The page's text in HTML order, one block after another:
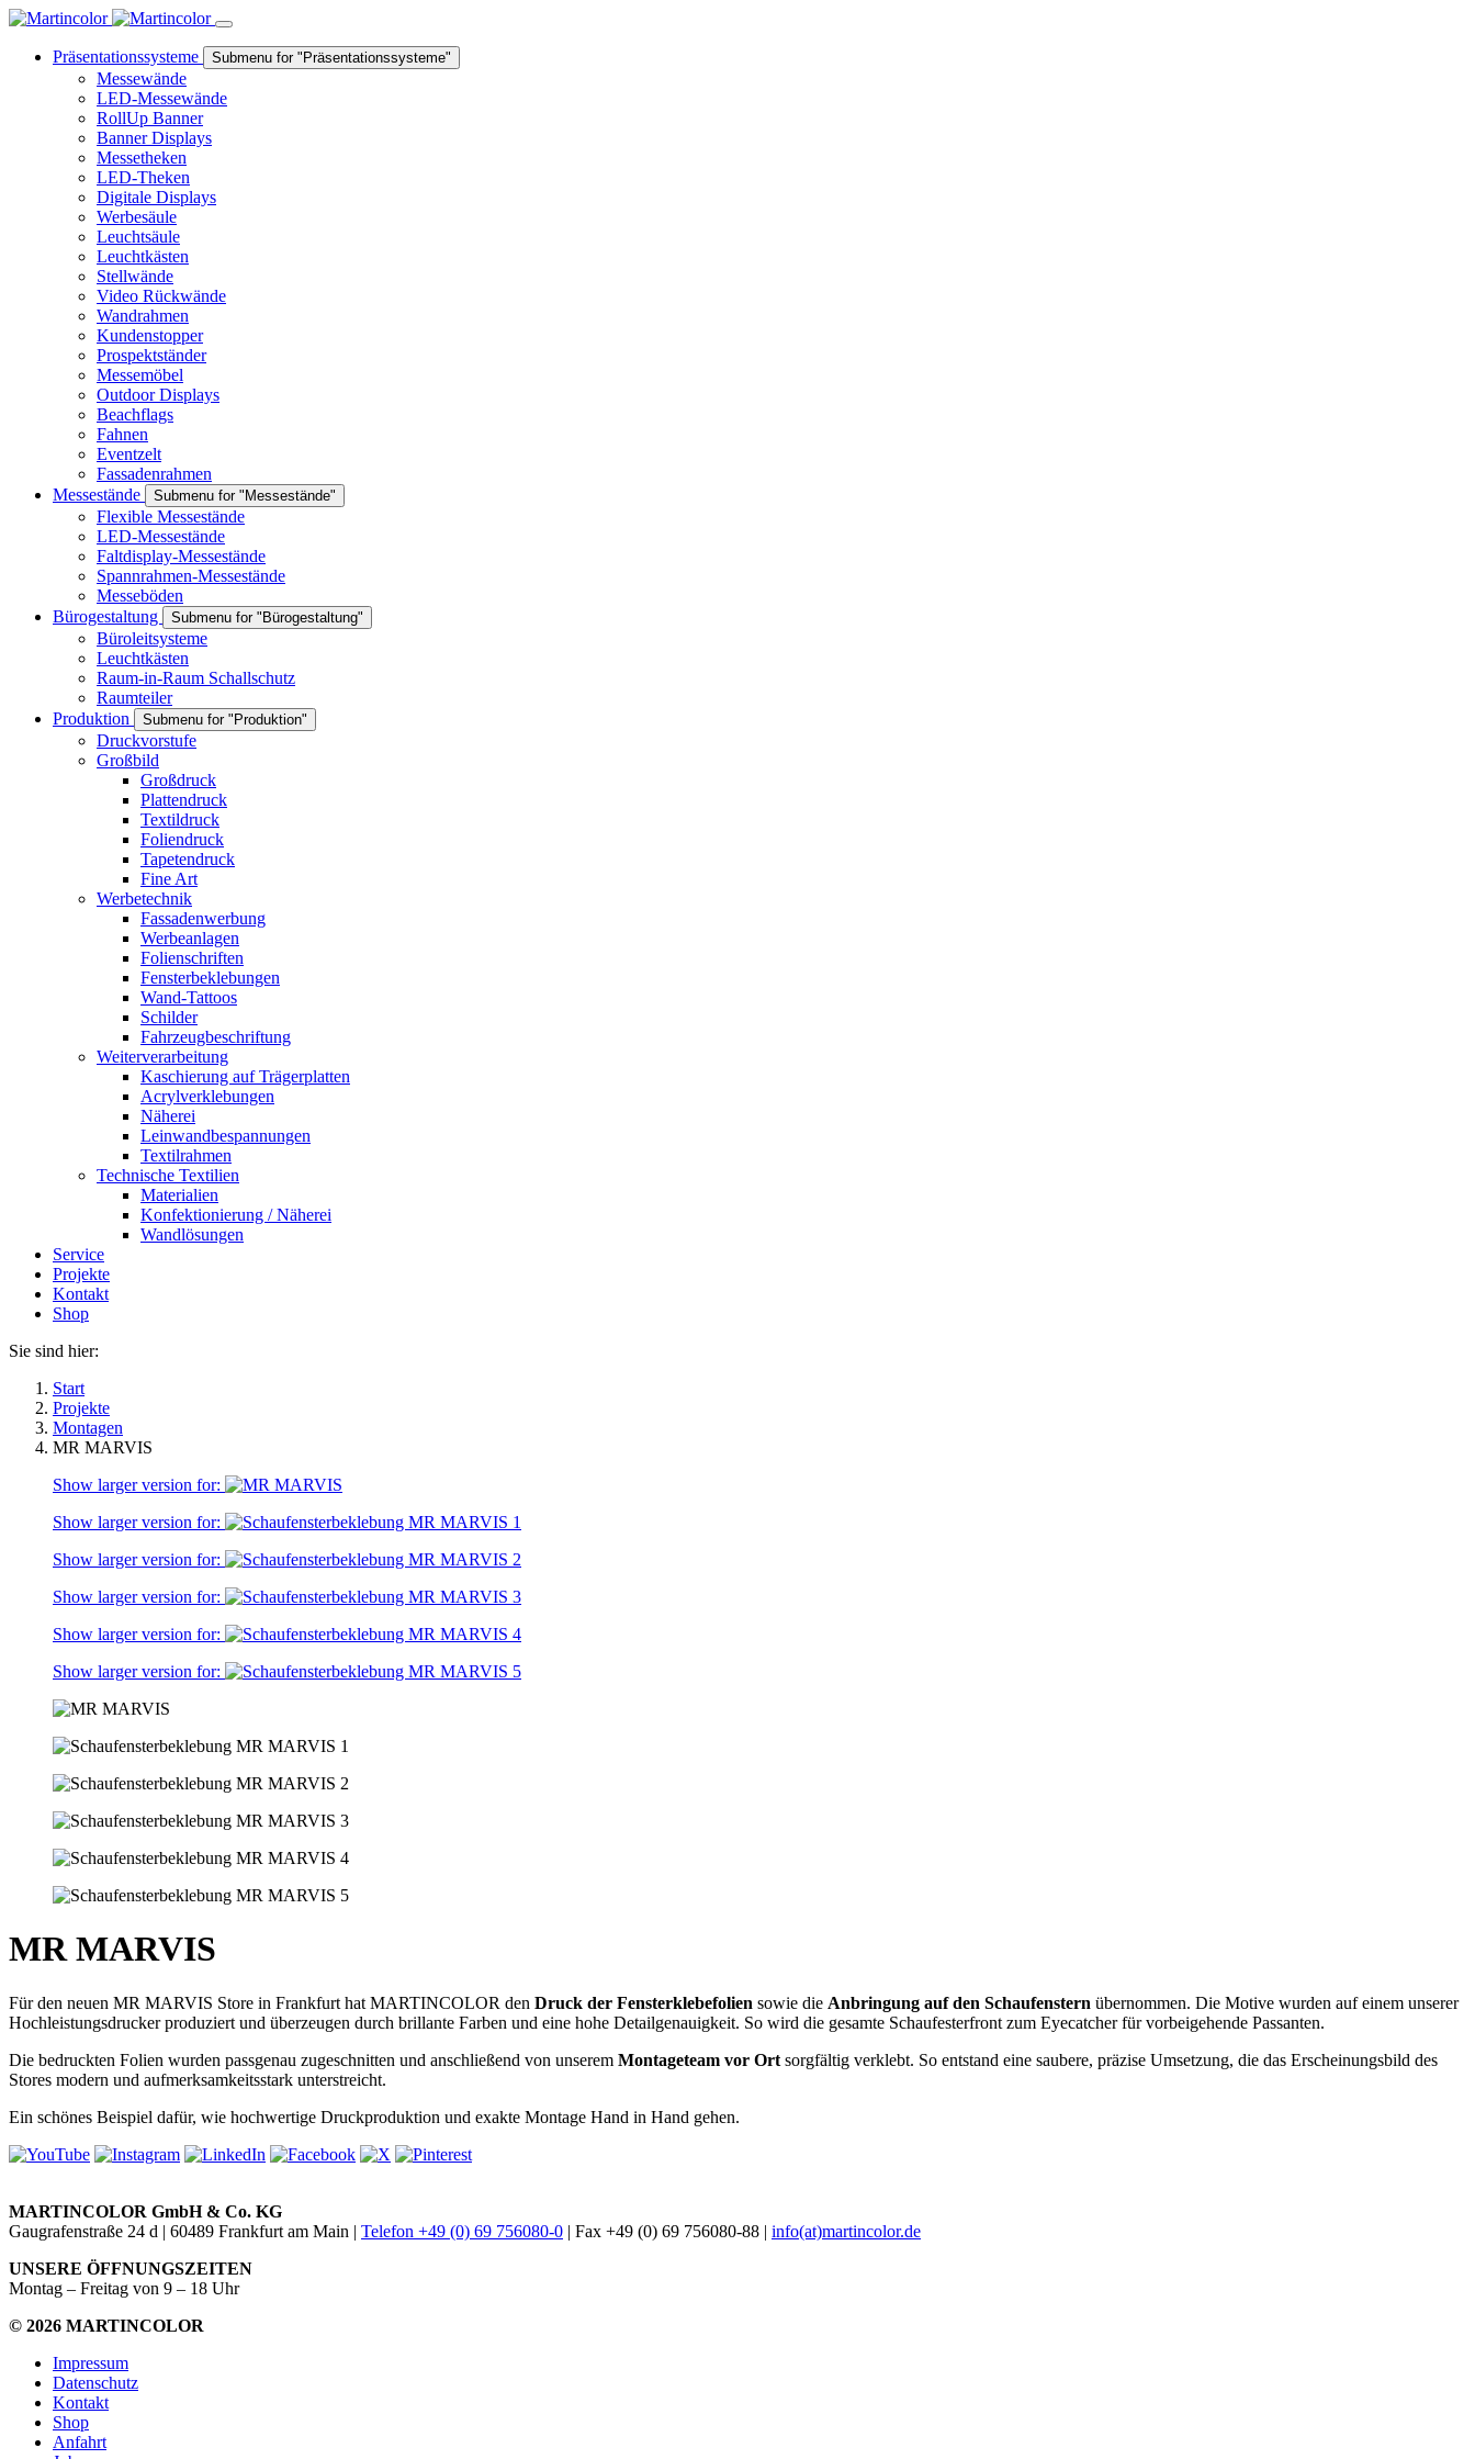
Präsentationssysteme Submenu for "Präsentationssysteme"
Messewände
LED-Messewände
RollUp Banner
Banner Displays
Messetheken
LED-Theken
Digitale Displays
Werbesäule
Leuchtsäule
Leuchtkästen
Stellwände
Video Rückwände
Wandrahmen
Kundenstopper
Prospektständer
Messemöbel
Outdoor Displays
Beachflags
Fahnen
Eventzelt
Fassadenrahmen
Messestände
Submenu for "Messestände"
Flexible Messestände
LED-Messestände
Faltdisplay-Messestände
Spannrahmen-Messestände
Messeböden
Bürogestaltung
Submenu for "Bürogestaltung"
Büroleitsysteme
Leuchtkästen
Raum-in-Raum Schallschutz
Raumteiler
Produktion
Submenu for "Produktion"
Druckvorstufe
Großbild
Großdruck
Plattendruck
Textildruck
Foliendruck
Tapetendruck
Fine Art
Werbetechnik
Fassadenwerbung
Werbeanlagen
Folienschriften
Fensterbeklebungen
Wand-Tattoos
Schilder
Fahrzeugbeschriftung
Weiterverarbeitung
Kaschierung auf Trägerplatten
Acrylverklebungen
Näherei
Leinwandbespannungen
Textilrahmen
Technische Textilien
Materialien
Konfektionierung / Näherei
Wandlösungen
Service
Projekte
Kontakt
Shop
Sie sind hier:
Start
Projekte
Montagen
MR MARVIS
Show larger version for:
Show larger version for:
Show larger version for:
Show larger version for:
Show larger version for:
Show larger version for:
MR MARVIS
Für den neuen MR MARVIS Store in Frankfurt hat MARTINCOLOR den Druck der Fensterklebefolien sowie die Anbringung auf den Schaufenstern übernommen. Die Motive wurden auf einem unserer
Hochleistungsdrucker produziert und überzeugen durch brillante Farben und eine hohe Detailgenauigkeit. So wird die gesamte Schaufesterfront zum Eyecatcher für vorbeigehende Passanten.
Die bedruckten Folien wurden passgenau zugeschnitten und anschließend von unserem Montageteam vor Ort sorgfältig verklebt. So entstand eine saubere, präzise Umsetzung, die das Erscheinungsbild des
Stores modern und aufmerksamkeitsstark unterstreicht.
Ein schönes Beispiel dafür, wie hochwertige Druckproduktion und exakte Montage Hand in Hand gehen.
MARTINCOLOR GmbH & Co. KG
Gaugrafenstraße 24 d | 60489 Frankfurt am Main | Telefon +49 (0) 69 756080-0 | Fax +49 (0) 69 756080-88 | info(at)martincolor.de
UNSERE ÖFFNUNGSZEITEN
Montag – Freitag von 9 – 18 Uhr
© 2026 MARTINCOLOR
Impressum
Datenschutz
Kontakt
Shop
Anfahrt